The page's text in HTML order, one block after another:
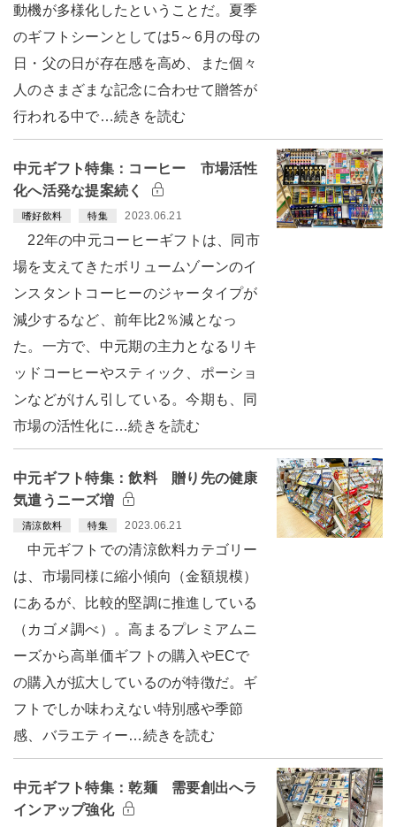
動機が多様化したということだ。夏季
のギフトシーンとしては5～6月の母の
日・父の日が存在感を高め、また個々
人のさまざまな記念に合わせて贈答が
行われる中で…続きを読む
中元ギフト特集：コーヒー 市場活性
化へ活発な提案続く
嗜好飲料 特集 2023.06.21
22年の中元コーヒーギフトは、同市
場を支えてきたボリュームゾーンのイ
ンスタントコーヒーのジャータイプが
減少するなど、前年比2％減となっ
た。一方で、中元期の主力となるリキ
ッドコーヒーやスティック、ポーショ
ンなどがけん引している。今期も、同
市場の活性化に…続きを読む
中元ギフト特集：飲料 贈り先の健康
気遣うニーズ増
清涼飲料 特集 2023.06.21
中元ギフトでの清涼飲料カテゴリー
は、市場同様に縮小傾向（金額規模）
にあるが、比較的堅調に推進している
（カゴメ調べ）。高まるプレミアムニ
ーズから高単価ギフトの購入やECで
の購入が拡大しているのが特徴だ。ギ
フトでしか味わえない特別感や季節
感、バラエティー…続きを読む
中元ギフト特集：乾麺 需要創出へラ
インアップ強化